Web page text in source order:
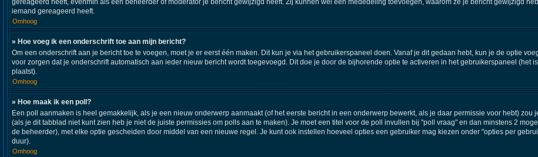
gereageerd heeft, evenmin als een beheerder of moderator je bericht gewijzigd heeft. Zij kunnen wel een mededeling toevoegen, waarom ze je bericht gewijzigd
iemand gereageerd heeft.
Omhoog
» Hoe voeg ik een onderschrift toe aan mijn bericht?
Om een onderschrift aan je bericht toe te voegen, moet je er eerst één maken. Dit kun je via het gebruikerspaneel doen. Vanaf je dit gedaan hebt, kun je de optie
voor zorgen dat je onderschrift automatisch aan ieder nieuw bericht wordt toegevoegd. Dit doe je door de bijhorende optie te activeren in het gebruikerspaneel (het
plaatst).
Omhoog
» Hoe maak ik een poll?
Een poll aanmaken is heel gemakkelijk, als je een nieuw onderwerp aanmaakt (of het eerste bericht in een onderwerp bewerkt, als je daar permissie voor hebt)
(als je dit tabblad niet kunt zien heb je niet de juiste permissies om polls aan te maken). Je moet een titel voor de poll invullen bij "poll vraag" en dan minstens 2
de beheerder), met elke optie gescheiden door middel van een nieuwe regel. Je kunt ook instellen hoeveel opties een gebruiker mag kiezen onder "opties per
duur).
Omhoog